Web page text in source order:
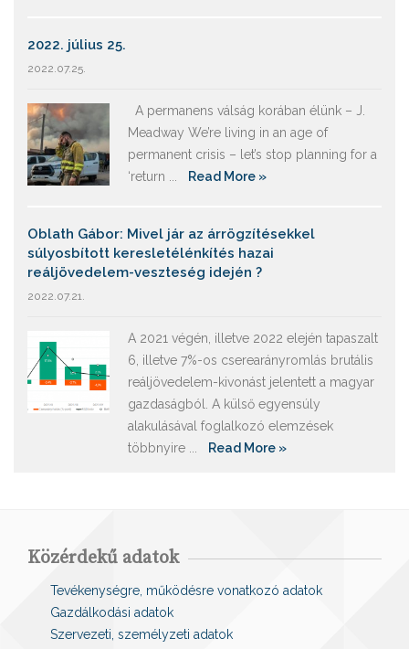
2022. július 25.
2022.07.25.
A permanens válság korában élünk – J.
Meadway We’re living in an age of
permanent crisis – let’s stop planning for a
‘return ...
Read More »
Oblath Gábor: Mivel jár az árrögzítésekkel
súlyosbított keresletélénkítés hazai
reáljövedelem-veszteség idején ?
2022.07.21.
A 2021 végén, illetve 2022 elején tapaszalt
6, illetve 7%-os cserearányromlás brutális
reáljövedelem-kivonást jelentett a magyar
gazdaságból. A külső egyensúly
alakulásával foglalkozó elemzések
többnyire ...
Read More »
Közérdekű adatok
Tevékenységre, működésre vonatkozó adatok
Gazdálkodási adatok
Szervezeti, személyzeti adatok